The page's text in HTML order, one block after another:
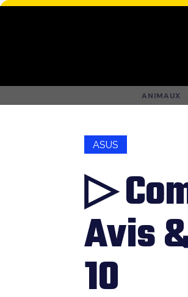
ANIMAUX
ASUS
▷
Avis
10